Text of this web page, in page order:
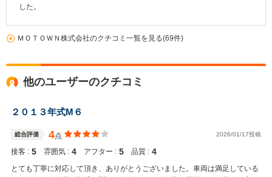
した。
ＭＯＴＯＷＮ株式会社のクチコミ一覧を見る(69件)
他のユーザーのクチコミ
２０１３年式M６
総合評価 4点 2026/01/17投稿
接客 : 5 雰囲気 : 4 アフター : 5 品質 : 4
とても丁寧に対応して頂き、ありがとうございました。車両は満足している